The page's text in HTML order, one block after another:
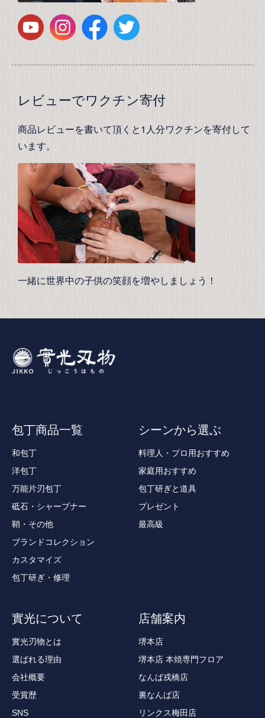
レビューでワクチン寄付
商品レビューを書いて頂くと1人分ワクチンを寄付して
います。
一緒に世界中の子供の笑顔を増やしましょう！
包丁商品一覧
和包丁
洋包丁
万能片刃包丁
砥石・シャープナー
鞘・その他
ブランドコレクション
カスタマイズ
包丁研ぎ・修理
シーンから選ぶ
料理人・プロ用おすすめ
家庭用おすすめ
包丁研ぎと道具
プレゼント
最高級
實光について
實光刃物とは
選ばれる理由
会社概要
受賞歴
SNS
店舗案内
堺本店
堺本店 本焼専門フロア
なんば戎橋店
裏なんば店
リンクス梅田店